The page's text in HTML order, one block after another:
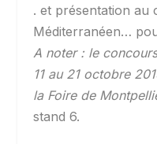
. et présentation au
Méditerranéen…
A noter : le
11 au 21 octobre
la Foire de
stand 6.